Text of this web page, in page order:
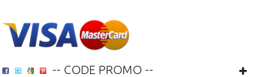
-- CODE PROMO --